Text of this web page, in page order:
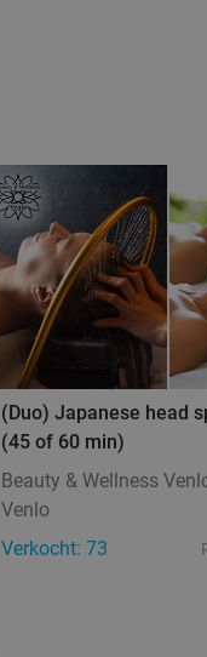
(Duo) Japanese head
(45 of 60 min)
Beauty & Wellness
Venlo
Verkocht: 73